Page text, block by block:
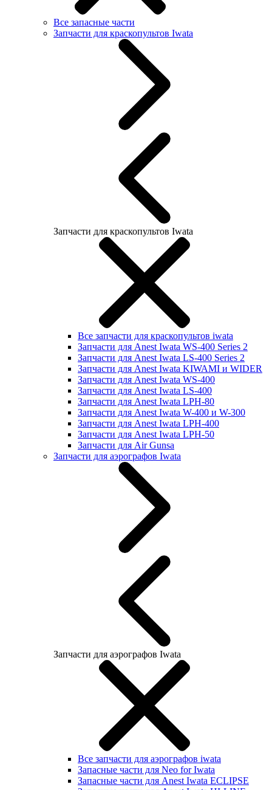
Все запасные части
Запчасти для краскопультов Iwata
Запчасти для краскопультов Iwata
Все запчасти для краскопультов iwata
Запчасти для Anest Iwata WS-400 Series 2
Запчасти для Anest Iwata LS-400 Series 2
Запчасти для Anest Iwata KIWAMI и WIDER
Запчасти для Anest Iwata WS-400
Запчасти для Anest Iwata LS-400
Запчасти для Anest Iwata LPH-80
Запчасти для Anest Iwata W-400 и W-300
Запчасти для Anest Iwata LPH-400
Запчасти для Anest Iwata LPH-50
Запчасти для Air Gunsa
Запчасти для аэрографов Iwata
Запчасти для аэрографов Iwata
Все запчасти для аэрографов iwata
Запасные части для Neo for Iwata
Запасные части для Anest Iwata ECLIPSE